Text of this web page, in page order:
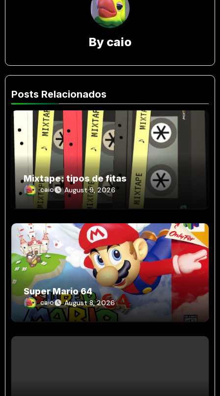
By caio
Posts Relacionados
Mixtape: tipos de fitas
caio August 9, 2026
Super Mario 64
caio August 8, 2026